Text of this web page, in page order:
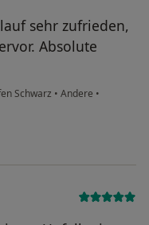
sehr zufrieden,
Absolute
Schwarz • Andere •